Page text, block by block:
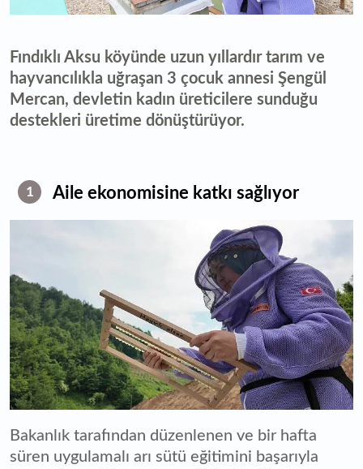
Fındıklı Aksu köyünde uzun yıllardır tarım ve
hayvancılıkla uğraşan 3 çocuk annesi Şengül
Mercan, devletin kadın üreticilere sunduğu
destekleri üretime dönüştürüyor.
1 Aile ekonomisine katkı sağlıyor
Bakanlık tarafından düzenlenen ve bir hafta
süren uygulamalı arı sütü eğitimini başarıyla